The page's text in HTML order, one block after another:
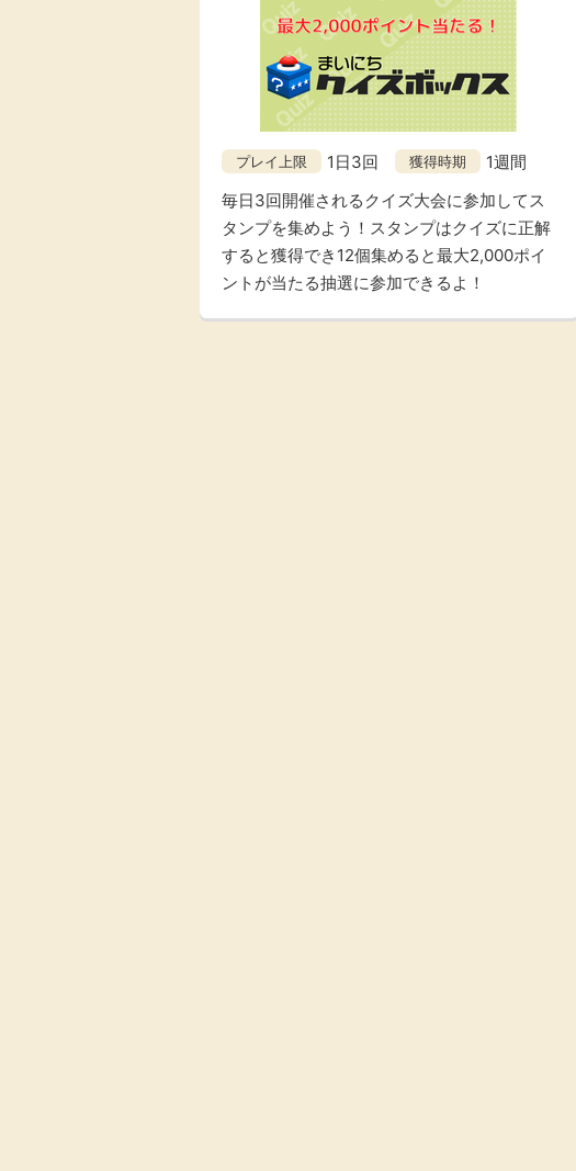
プレイ上限 1日3回 獲得時期
1週間
毎日3回開催されるクイズ大会に参加してス
タンプを集めよう！スタンプはクイズに正解
すると獲得でき12個集めると最大2,000ポイ
ントが当たる抽選に参加できるよ！